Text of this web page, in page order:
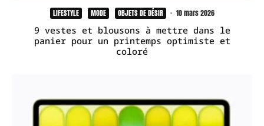
LIFESTYLE MODE OBJETS DE DÉSIR · 10 mars 2026
9 vestes et blousons à mettre dans le
panier pour un printemps optimiste et
coloré